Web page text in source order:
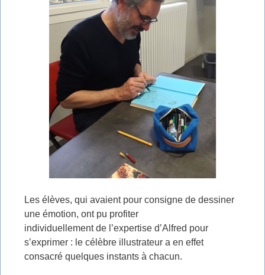
Les élèves, qui avaient pour consigne de dessiner
une émotion, ont pu profiter
individuellement de l’expertise d’Alfred pour
s’exprimer : le célèbre illustrateur a en effet
consacré quelques instants à chacun.